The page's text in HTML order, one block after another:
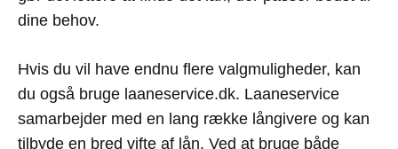
dine behov.
Hvis du vil have endnu flere valgmuligheder, kan
du også bruge laaneservice.dk. Laaneservice
samarbejder med en lang række långivere og kan
tilbyde en bred vifte af lån. Ved at bruge både